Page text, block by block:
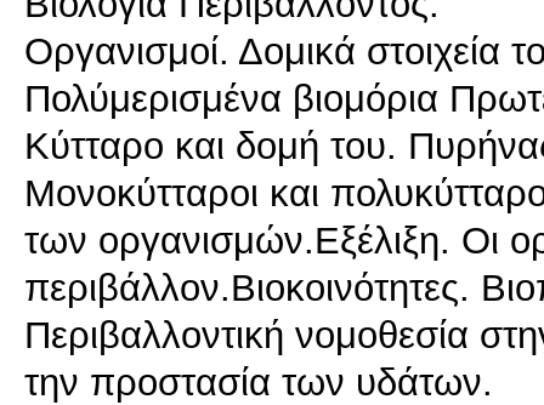
Οργανισμοί. Δομικά στοιχεία
Πολύμερισμένα βιομόρια
Κύτταρο και δομή του.
Μονοκύτταροι και
των οργανισμών.Εξέλιξη. Οι
περιβάλλον.Βιοκοινότητες.
Περιβαλλοντική νομοθεσία